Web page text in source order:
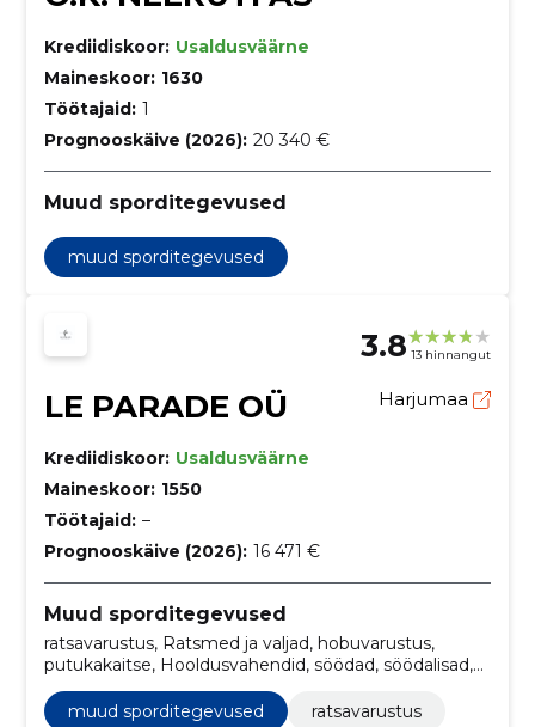
Krediidiskoor: Usaldusväärne
Maineskoor: 1630
Töötajaid: 1
Prognooskäive (2026): 20 340 €
Muud sporditegevused
muud sporditegevused
3.8 13 hinnangut
LE PARADE OÜ Harjumaa
Krediidiskoor: Usaldusväärne
Maineskoor: 1550
Töötajaid: –
Prognooskäive (2026): 16 471 €
Muud sporditegevused
ratsavarustus, Ratsmed ja valjad, hobuvarustus,
putukakaitse, Hooldusvahendid, söödad, söödalisad,
muud sporditegevused
ratsavarustus